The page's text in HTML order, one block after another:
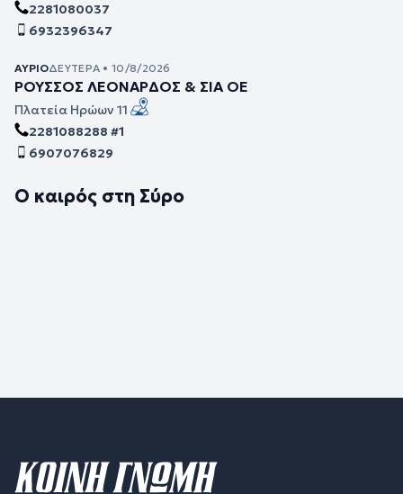
2281080037
6932396347
ΑΎΡΙΟΔΕΥΤΈΡΑ • 10/8/2026
ΡΟΥΣΣΟΣ ΛΕΟΝΑΡΔΟΣ & ΣΙΑ ΟΕ
Πλατεία Ηρώων 11
2281088288 #1
6907076829
Ο καιρός στη Σύρο